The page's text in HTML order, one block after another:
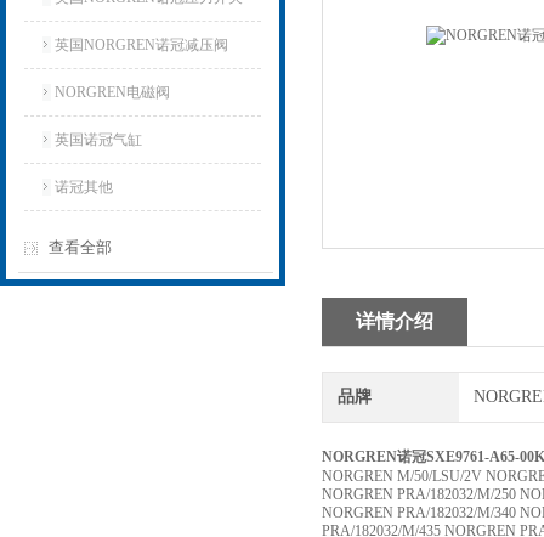
英国NORGREN诺冠减压阀
NORGREN电磁阀
英国诺冠气缸
诺冠其他
查看全部
详情介绍
品牌
NORGREN诺冠SXE9761-A65-
NORGREN M/50/LSU/2V
NORGREN PRA/182032/M/250
NORGREN PRA/182032/M/340
PRA/182032/M/435 NORGREN